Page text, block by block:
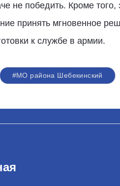
не победить. Кроме
принять мгновенное
к службе в армии.
#МО района Шебекинский